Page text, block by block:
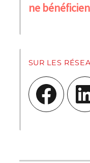
ne
SUR LES
Facebook